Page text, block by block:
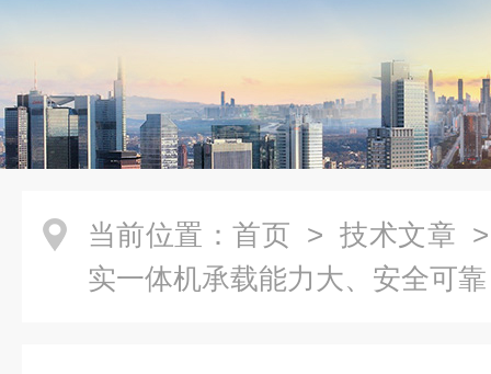
当前位置： 首页 > 技术文章
实一体机承载能力大、安全可靠